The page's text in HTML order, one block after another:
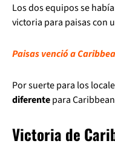
Los dos equipos se
victoria para paisas con
Paisas venció a
Por suerte para los
diferentepara
Victoria de